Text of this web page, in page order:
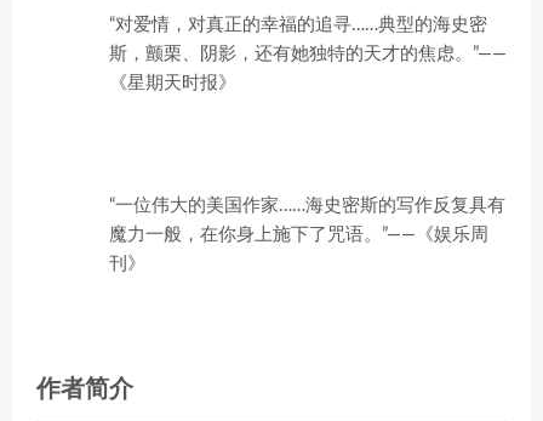
“对爱情，对真正的幸福的追寻……典型的海史密
斯，颤栗、阴影，还有她独特的天才的焦虑。”——
《星期天时报》
“一位伟大的美国作家……海史密斯的写作反复具有
魔力一般，在你身上施下了咒语。”——《娱乐周
刊》
作者简介